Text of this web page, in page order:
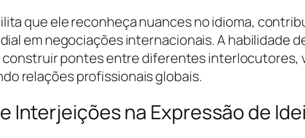
que ele reconheça nuances no idioma,
em negociações internacionais. A habilidade
pontes entre diferentes interlocutores,
relações profissionais globais.
Interjeições na Expressão de